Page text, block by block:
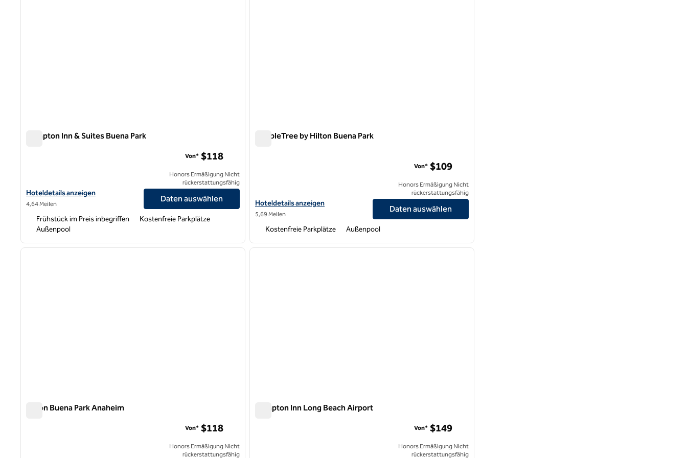
Hampton Inn & Suites Buena Park
Hoteldetails für Hampton Inn & Suites Buena Park anzeigen
Hoteldetails anzeigen
4,64 Meilen
Von* $118
Honors Ermäßigung Nicht
rückerstattungsfähig
Daten auswählen
Frühstück im Preis inbegriffen
Kostenfreie Parkplätze
Außenpool
DoubleTree by Hilton Buena Park
Hoteldetails für DoubleTree by Hilton Buena Park anzeigen
Hoteldetails anzeigen
5,69 Meilen
Von* $109
Honors Ermäßigung Nicht
rückerstattungsfähig
Daten auswählen
Kostenfreie Parkplätze Außenpool
1 von 12
nächstes Bild
Hilton Buena Park Anaheim
Von* $118
Honors Ermäßigung Nicht
rückerstattungsfähig
1 von 10
nächstes Bild
Hampton Inn Long Beach Airport
Von* $149
Honors Ermäßigung Nicht
rückerstattungsfähig